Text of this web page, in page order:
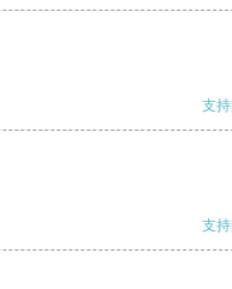
支持
支持